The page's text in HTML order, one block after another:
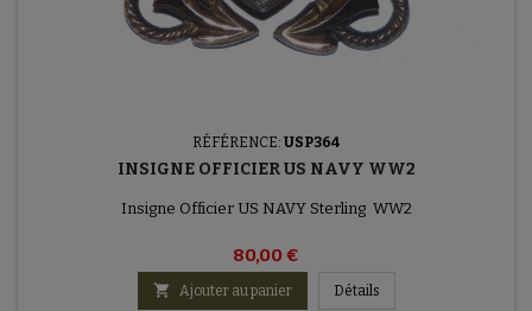
RÉFÉRENCE: USP364
INSIGNE OFFICIER US NAVY WW2
Insigne Officier US NAVY Sterling WW2
80,00 €
 Ajouter au panier Détails